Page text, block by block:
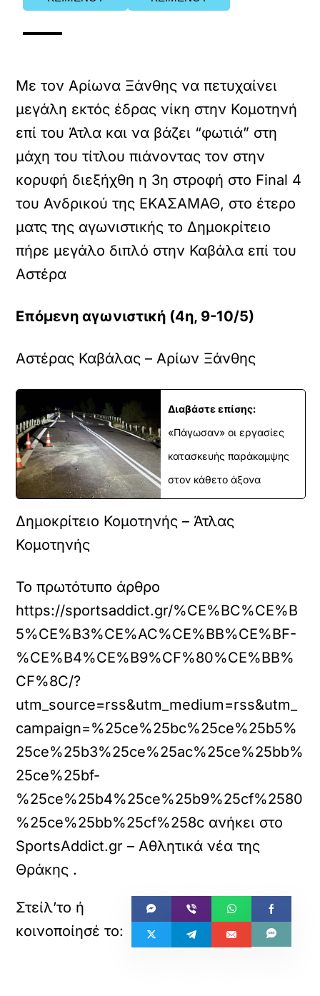
Με τον Αρίωνα Ξάνθης να πετυχαίνει
μεγάλη εκτός έδρας νίκη στην Κομοτηνή
επί του Άτλα και να βάζει “φωτιά” στη
μάχη του τίτλου πιάνοντας τον στην
κορυφή διεξήχθη η 3η στροφή στο Final 4
του Ανδρικού της ΕΚΑΣΑΜΑΘ, στο έτερο
ματς της αγωνιστικής το Δημοκρίτειο
πήρε μεγάλο διπλό στην Καβάλα επί του
Αστέρα
Επόμενη αγωνιστική (4η, 9-10/5)
Αστέρας Καβάλας – Αρίων Ξάνθης
Διαβάστε επίσης:
«Πάγωσαν» οι εργασίες
κατασκευής παράκαμψης
στον κάθετο άξονα
Δημοκρίτειο Κομοτηνής – Άτλας
Κομοτηνής
Το πρωτότυπο άρθρο
https://sportsaddict.gr/%CE%BC%CE%B
5%CE%B3%CE%AC%CE%BB%CE%BF-
%CE%B4%CE%B9%CF%80%CE%BB%
CF%8C/?
utm_source=rss&utm_medium=rss&utm_
campaign=%25ce%25bc%25ce%25b5%
25ce%25b3%25ce%25ac%25ce%25bb%
25ce%25bf-
%25ce%25b4%25ce%25b9%25cf%2580
%25ce%25bb%25cf%258c ανήκει στο
SportsAddict.gr – Αθλητικά νέα της
Θράκης .